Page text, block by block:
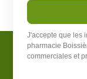
J'accepte que les
pharmacie
commerciales et